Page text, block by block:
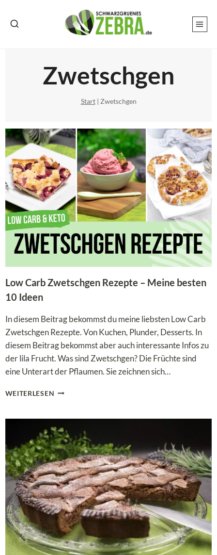
Inhalt
Zwetschgen
Start| Zwetschgen
Low Carb Zwetschgen Rezepte – Meine besten
10 Ideen
In diesem Beitrag bekommst du meine liebsten Low Carb
Zwetschgen Rezepte. Von Kuchen, Plunder, Desserts. In
diesem Beitrag bekommst aber auch interessante Infos zu
der lila Frucht. Was sind Zwetschgen? Die Früchte sind
eine Unterart der Pflaumen. Sie zeichnen sich…
WEITERLESEN LOW
REZEPTE
–
MEINE
BESTEN
10
IDEEN